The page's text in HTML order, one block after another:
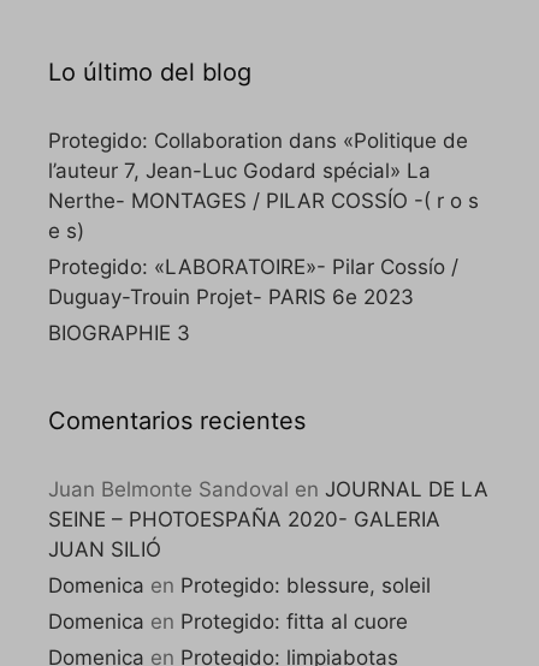
Lo último del blog
Protegido: Collaboration dans «Politique de
l’auteur 7, Jean-Luc Godard spécial» La
Nerthe- MONTAGES / PILAR COSSÍO -( r o s
e s)
Protegido: «LABORATOIRE»- Pilar Cossío /
Duguay-Trouin Projet- PARIS 6e 2023
BIOGRAPHIE 3
Comentarios recientes
Juan Belmonte Sandoval en JOURNAL DE LA
SEINE – PHOTOESPAÑA 2020- GALERIA
JUAN SILIÓ
Domenica en Protegido: blessure, soleil
Domenica en Protegido: fitta al cuore
Domenica en Protegido: limpiabotas